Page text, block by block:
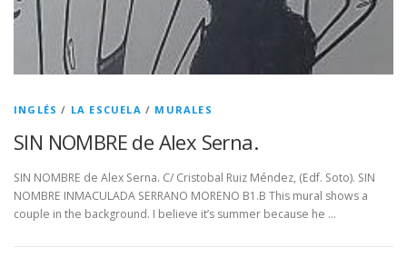
INGLÉS / LA ESCUELA / MURALES
SIN NOMBRE de Alex Serna.
SIN NOMBRE de Alex Serna. C/ Cristobal Ruiz Méndez, (Edf. Soto). SIN
NOMBRE INMACULADA SERRANO MORENO B1.B This mural shows a
couple in the background. I believe it’s summer because he …